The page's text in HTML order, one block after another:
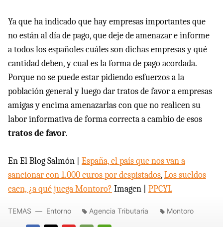
Ya que ha indicado que hay empresas importantes que
no están al día de pago, que deje de amenazar e informe
a todos los españoles cuáles son dichas empresas y qué
cantidad deben, y cual es la forma de pago acordada.
Porque no se puede estar pidiendo esfuerzos a la
población general y luego dar tratos de favor a empresas
amigas y encima amenazarlas con que no realicen su
labor informativa de forma correcta a cambio de esos
tratos de favor.
En El Blog Salmón | España, el país que nos van a
sancionar con 1.000 euros por despistados,Los sueldos
caen, ¿a qué juega Montoro? Imagen | PPCYL
TEMAS Entorno Agencia Tributaria Montoro